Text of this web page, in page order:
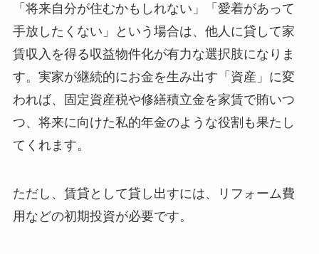
「将来自分が住むかもしれない」「愛着があって
手放したくない」という場合は、他人に貸して家
賃収入を得る収益物件化が有力な選択肢になりま
す。実家が継続的にお金を生み出す「資産」に変
われば、固定資産税や修繕積立金を家賃で賄いつ
つ、将来に向けた私的年金のような役割も果たし
てくれます。
ただし、賃貸として貸し出すには、リフォーム費
用などの初期投資が必要です。